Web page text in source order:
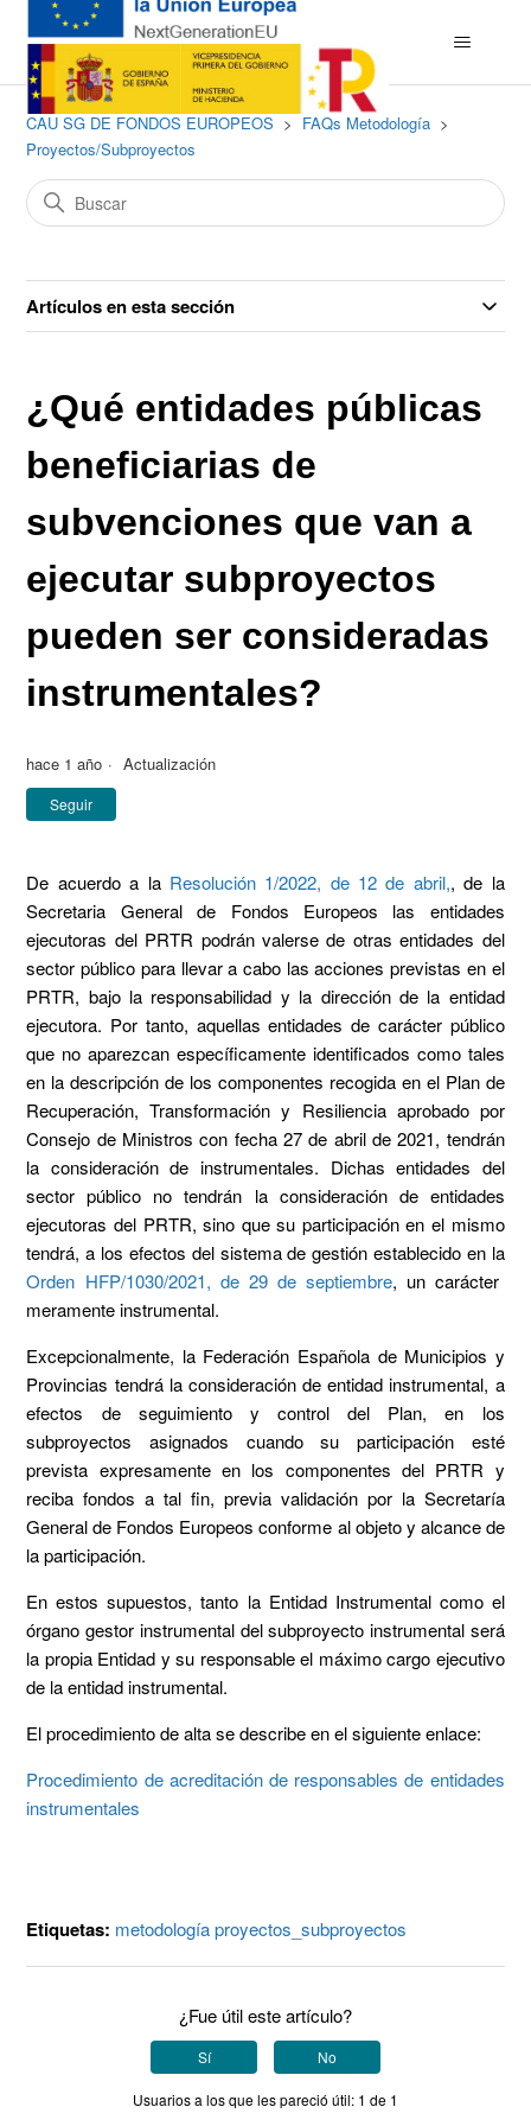
CAU SG DE FONDOS EUROPEOS
FAQs Metodología
Proyectos/Subproyectos
Artículos en esta sección
¿Qué entidades públicas
beneficiarias de
subvenciones que van a
ejecutar subproyectos
pueden ser consideradas
instrumentales?
hace 1 año Actualización
Seguir
De acuerdo a la Resolución 1/2022, de 12 de abril,, de la
Secretaria General de Fondos Europeos las entidades
ejecutoras del PRTR podrán valerse de otras entidades del
sector público para llevar a cabo las acciones previstas en el
PRTR, bajo la responsabilidad y la dirección de la entidad
ejecutora. Por tanto, aquellas entidades de carácter público
que no aparezcan específicamente identificados como tales
en la descripción de los componentes recogida en el Plan de
Recuperación, Transformación y Resiliencia aprobado por
Consejo de Ministros con fecha 27 de abril de 2021, tendrán
la consideración de instrumentales. Dichas entidades del
sector público no tendrán la consideración de entidades
ejecutoras del PRTR, sino que su participación en el mismo
tendrá, a los efectos del sistema de gestión establecido en la
Orden HFP/1030/2021, de 29 de septiembre, un carácter
meramente instrumental.
Excepcionalmente, la Federación Española de Municipios y
Provincias tendrá la consideración de entidad instrumental, a
efectos de seguimiento y control del Plan, en los
subproyectos asignados cuando su participación esté
prevista expresamente en los componentes del PRTR y
reciba fondos a tal fin, previa validación por la Secretaría
General de Fondos Europeos conforme al objeto y alcance de
la participación.
En estos supuestos, tanto la Entidad Instrumental como el
órgano gestor instrumental del subproyecto instrumental será
la propia Entidad y su responsable el máximo cargo ejecutivo
de la entidad instrumental.
El procedimiento de alta se describe en el siguiente enlace:
Procedimiento de acreditación de responsables de entidades
instrumentales
Etiquetas: metodología proyectos_subproyectos
¿Fue útil este artículo?
Sí No
Usuarios a los que les pareció útil: 1 de 1